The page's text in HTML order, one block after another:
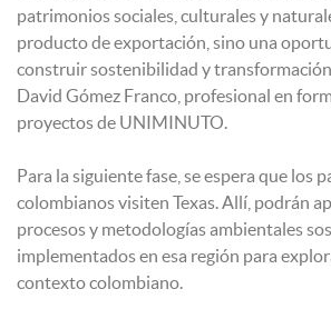
patrimonios sociales, culturales y
producto de exportación, sino una
construir sostenibilidad y transformación
David Gómez Franco, profesional en
proyectos de UNIMINUTO.
Para la siguiente fase, se espera que los
colombianos visiten Texas. Allí, podrán
procesos y metodologías ambientales
implementados en esa región para
contexto colombiano.